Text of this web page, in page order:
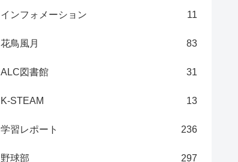
インフォメーション 11
花鳥風月 83
ALC図書館 31
K-STEAM 13
学習レポート 236
野球部 297